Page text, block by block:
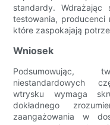
standardy. Wdrażając
testowania,
które zaspokajają
Wniosek
Podsumowując,
niestandardowych
wtrysku wymaga
dokładnego
zaangażowania w